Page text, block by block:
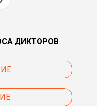
ДИКТОРОВ